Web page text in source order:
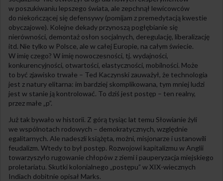
w poszukiwaniu lepszego świata, ale zepchnął lewicowców
do niekończącej się defensywy (pomijam z premedytacją kwestie
obyczajowe). Kolejne dekady przynoszą pogłębianie się
nierówności, demontaż osłon socjalnych, deregulację, liberalizację
itd. Nie tylko w Polsce, ale w całej Europie, na całym świecie.
W imię czego? W imię nowoczesności, tj. wydajności,
konkurencyjności, otwartości, elastyczności, mobilności. Może
to być zjawisko trwałe – Ted Kaczynski zauważył, że technologia
jest z natury elitarna: im bardziej skomplikowana, tym mniej ludzi
jest w stanie ją kontrolować. To dziś jest postęp – ten realny,
przez małe „p”.
Już tak bywało w historii. Z górą tysiąc lat temu Słowianie żyli
we wspólnotach rodowych – demokratycznych, względnie
egalitarnych. Ale nadeszli książęta, możni, misjonarze i ustanowili
feudalizm. Wtedy to był postęp. Rozwojowi kapitalizmu w Anglii
towarzyszyło rugowanie chłopów z ziemi i pauperyzacja miejskiego
proletariatu. Skutki kolonialnego „postępu” w XIX-wiecznych
Indiach dobitnie opisał Marks.